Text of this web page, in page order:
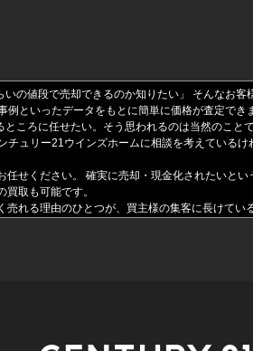
の値段で売却できるのか知りたい」 そんなお
といったデータをもとに簡単に価格が査定でき
ころに任せたい。そう思われるのは当然のこ
チュリー21ウインズホームに相談を考えてい
せください。 確実に売却・現金化されたいと
取も可能です。
れる理由のひとつが、買主様の集客に長けてい